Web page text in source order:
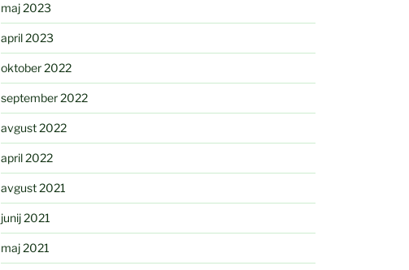
maj 2023
april 2023
oktober 2022
september 2022
avgust 2022
april 2022
avgust 2021
junij 2021
maj 2021